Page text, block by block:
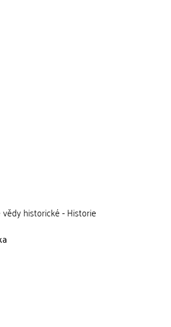
historické - Historie